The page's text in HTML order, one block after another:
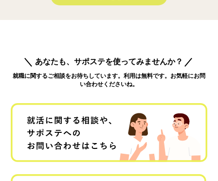
あなたも、サポステを使ってみませんか？
就職に関するご相談をお待ちしています。利用は無料です。お気軽にお問
い合わせくださいね。